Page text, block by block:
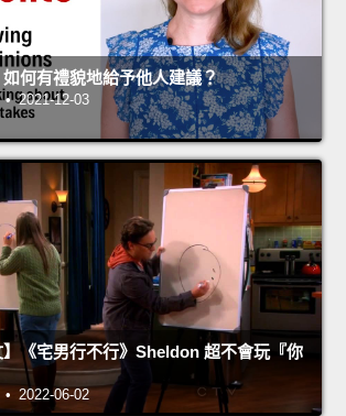
何有禮貌地給予他人建議？
2021-12-03
《宅男行不行》Sheldon 超不會玩『你
2022-06-02